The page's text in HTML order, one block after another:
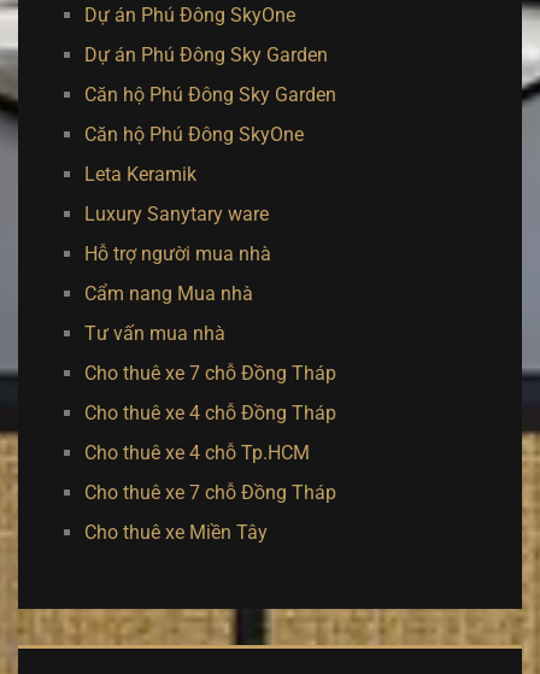
Dự án Phú Đông SkyOne
Dự án Phú Đông Sky Garden
Căn hộ Phú Đông Sky Garden
Căn hộ Phú Đông SkyOne
Leta Keramik
Luxury Sanytary ware
Hỗ trợ người mua nhà
Cẩm nang Mua nhà
Tư vấn mua nhà
Cho thuê xe 7 chỗ Đồng Tháp
Cho thuê xe 4 chỗ Đồng Tháp
Cho thuê xe 4 chỗ Tp.HCM
Cho thuê xe 7 chỗ Đồng Tháp
Cho thuê xe Miền Tây